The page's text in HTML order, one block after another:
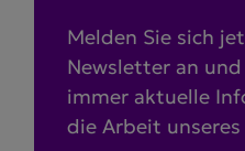
Melden Sie sich
Newsletter an
immer aktuelle
die Arbeit unseres